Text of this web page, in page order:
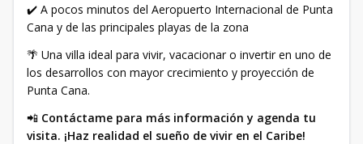
✔️ A pocos minutos del Aeropuerto Internacional de Punta
Cana y de las principales playas de la zona
🌴 Una villa ideal para vivir, vacacionar o invertir en uno de
los desarrollos con mayor crecimiento y proyección de
Punta Cana.
📲 Contáctame para más información y agenda tu
visita. ¡Haz realidad el sueño de vivir en el Caribe!